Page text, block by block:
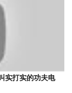
实打实的功夫电